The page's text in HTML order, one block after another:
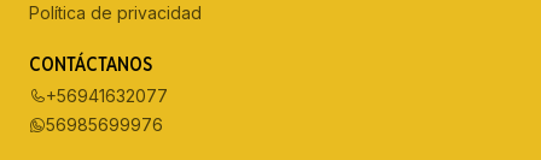
Política de privacidad
CONTÁCTANOS
+56941632077
56985699976